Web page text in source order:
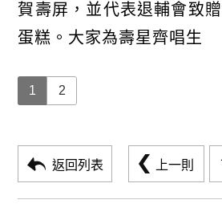
賀壽屏，並代表退輔會致
蛋糕。大家為壽星齊唱生
1 2
返回列表 上一則